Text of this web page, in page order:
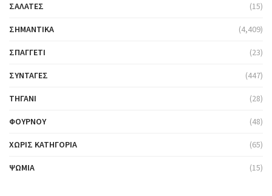
ΣΑΛΆΤΕΣ (15)
ΣΗΜΑΝΤΙΚΆ (4,409)
ΣΠΑΓΓΈΤΙ (23)
ΣΥΝΤΑΓΈΣ (447)
ΤΗΓΆΝΙ (28)
ΦΟΎΡΝΟΥ (48)
ΧΩΡΊΣ ΚΑΤΗΓΟΡΊΑ (65)
ΨΩΜΙΆ (15)